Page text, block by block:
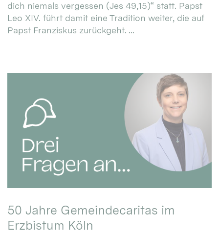
dich niemals vergessen (Jes 49,15)“ statt. Papst
Leo XIV. führt damit eine Tradition weiter, die auf
Papst Franziskus zurückgeht. ...
50 Jahre Gemeindecaritas im
Erzbistum Köln